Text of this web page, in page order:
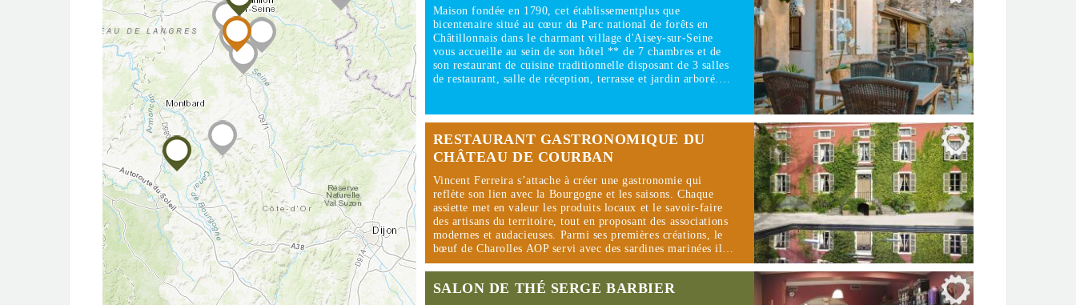
Maison fondée en 1790, cet établissementplus que
bicentenaire situé au cœur du Parc national de forêts en
Châtillonnais dans le charmant village d'Aisey-sur-Seine
vous accueille au sein de son hôtel ** de 7 chambres et de
son restaurant de cuisine traditionnelle disposant de 3 salles
de restaurant, salle de réception, terrasse et jardin arboré.…
RESTAURANT GASTRONOMIQUE DU
CHÂTEAU DE COURBAN
Vincent Ferreira s’attache à créer une gastronomie qui
reflète son lien avec la Bourgogne et les saisons. Chaque
assiette met en valeur les produits locaux et le savoir-faire
des artisans du territoire, tout en proposant des associations
modernes et audacieuses. Parmi ses premières créations, le
bœuf de Charolles AOP servi avec des sardines marinées il…
SALON DE THÉ SERGE BARBIER